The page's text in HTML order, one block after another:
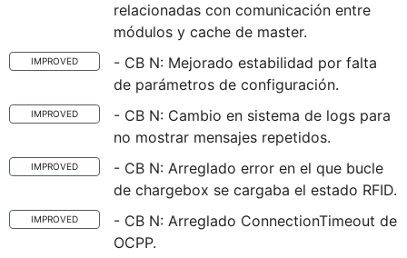
relacionadas con comunicación entre
módulos y cache de master.
IMPROVED
- CB N: Mejorado estabilidad por falta
de parámetros de configuración.
IMPROVED
- CB N: Cambio en sistema de logs para
no mostrar mensajes repetidos.
IMPROVED
- CB N: Arreglado error en el que bucle
de chargebox se cargaba el estado RFID.
IMPROVED
- CB N: Arreglado ConnectionTimeout de
OCPP.